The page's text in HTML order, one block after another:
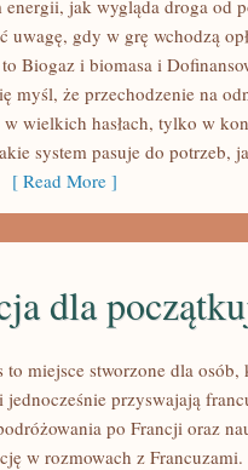
energii, jak wygląda droga od
uwagę, gdy w grę wchodzą
Biogaz i biomasa i
myśl, że przechodzenie na
w wielkich hasłach, tylko w
system pasuje do potrzeb,
[ Read More ]
dla
to miejsce stworzone dla
jednocześnie przyswajają
po Francji oraz
w rozmowach z Francuzami.